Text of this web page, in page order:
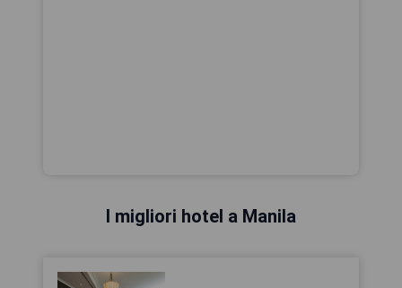
I migliori hotel a Manila